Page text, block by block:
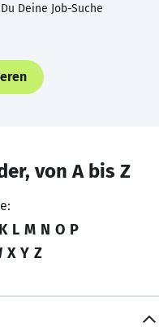
Deine Job-Suche
von A bis Z
K L M N O P
X Y Z